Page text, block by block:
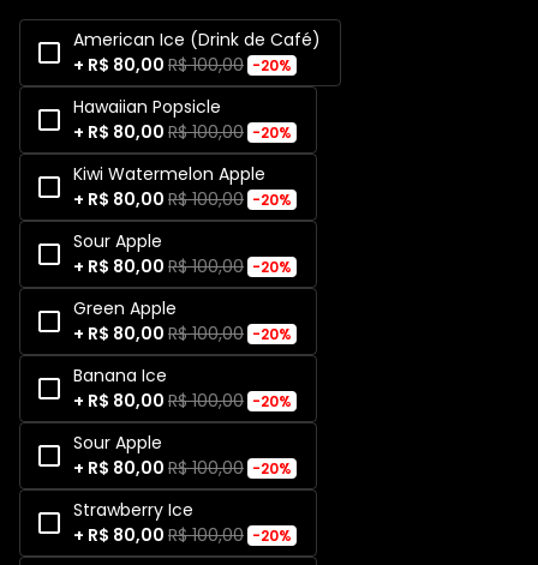
American Ice (Drink de Café)
+ R$ 80,00 R$ 100,00 -20%
Hawaiian Popsicle
+ R$ 80,00 R$ 100,00 -20%
Kiwi Watermelon Apple
+ R$ 80,00 R$ 100,00 -20%
Sour Apple
+ R$ 80,00 R$ 100,00 -20%
Green Apple
+ R$ 80,00 R$ 100,00 -20%
Banana Ice
+ R$ 80,00 R$ 100,00 -20%
Sour Apple
+ R$ 80,00 R$ 100,00 -20%
Strawberry Ice
+ R$ 80,00 R$ 100,00 -20%